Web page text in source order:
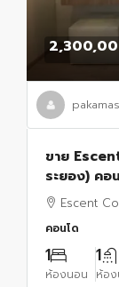
ขาย
ระยอง) ค
ฝั่งทะเล
Escent
คอนโด
1
ห้องนอน
1
ห้อง